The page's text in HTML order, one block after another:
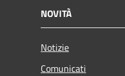
NOVITÀ
Notizie
Comunicati